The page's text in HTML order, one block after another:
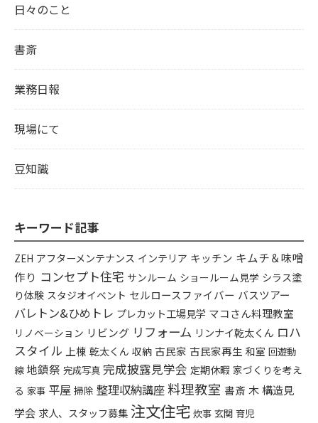
日々のこと
書斎
業務日報
現場にて
豆知識
キーワード記事
ZEH アフターメンテナンス インテリア キッチン キムチ＆味噌
作り コンセプト住宅 サンルーム ショールーム見学 シラス塗
り体験 スタジオイベント セルロースファイバー バスツアー
バレトン&ひめトレ プレカット工場見学 マコさん料理教室
リノベーション リビング リフォーム リンナイ乾太くん ロハ
スタイル 上棟 乾太くん 収納 古民家 古民家再生 和室 回遊動
線 地鎮祭 完成写真 完成披露見学会 定期休暇 家づくりを考え
る 家事 平屋 掃除 整理収納講座料理教室 書斎 木構造見
学会 求人、スタッフ募集注文住宅 炊事 玄関 育児